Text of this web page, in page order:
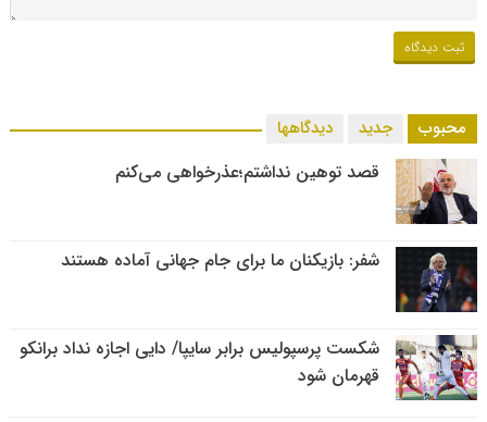
محبوب جدید دیدگاهها
قصد توهین نداشتم؛عذرخواهی می‌کنم
شفر: بازیکنان ما برای جام جهانی آماده هستند
شکست پرسپولیس برابر سایپا/ دایی اجازه نداد برانکو
قهرمان شود